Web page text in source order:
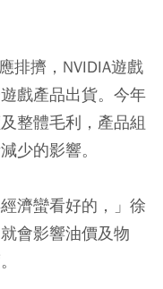
排擠，NVIDIA遊戲
戲產品出貨。今年
整體毛利，產品組
少的影響。
濟蠻看好的，」徐
會影響油價及物